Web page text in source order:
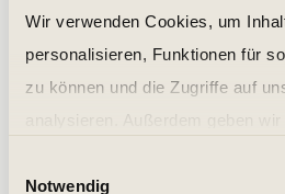
Wir verwenden Cookies, um
personalisieren, Funktionen für
zu können und die Zugriffe auf
soziale Medien, Werbung und
Notwendig